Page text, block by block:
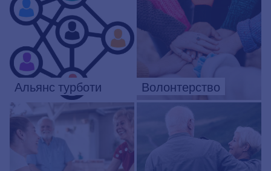
Альянс турботи Волонтерство